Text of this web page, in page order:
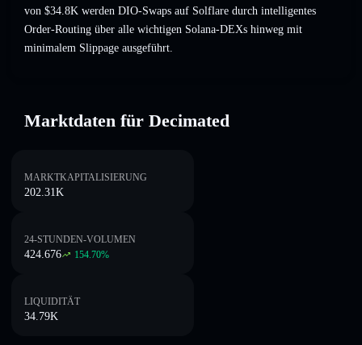
von $34.8K werden DIO-Swaps auf Solflare durch intelligentes
Order-Routing über alle wichtigen Solana-DEXs hinweg mit
minimalem Slippage ausgeführt.
Marktdaten für Decimated
MARKTKAPITALISIERUNG
202.31K
24-STUNDEN-VOLUMEN
424.676 154.70%
LIQUIDITÄT
34.79K